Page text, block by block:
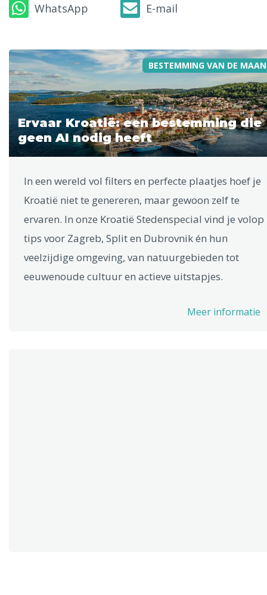
WhatsApp
E-mail
BESTEMMING VAN DE
Ervaar Kroatië: een bestemming die
geen AI nodig heeft
In een wereld vol filters en perfecte plaatjes hoef je
Kroatië niet te genereren, maar gewoon zelf te
ervaren. In onze Kroatië Stedenspecial vind je volop
tips voor Zagreb, Split en Dubrovnik én hun
veelzijdige omgeving, van natuurgebieden tot
eeuwenoude cultuur en actieve uitstapjes.
Meer informatie